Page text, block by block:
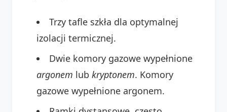
Trzy tafle szkła dla optymalnej
izolacji termicznej.
Dwie komory gazowe wypełnione
argonem lub kryptonem. Komory
gazowe wypełnione argonem.